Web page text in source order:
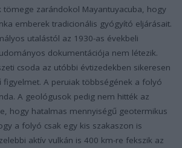
tömege zarándokol Mayantuyacuba, hogy
emberek tradicionális gyógyító eljárásait.
utalástól az 1930-as évekbeli
dokumentációja nem létezik.
csoda az utóbbi évtizedekben sikeresen
figyelmet. A peruiak többségének a folyó
A geológusok pedig nem hitték az
hogy hatalmas mennyiségű geotermikus
a folyó csak egy kis szakaszon is
aktív vulkán is 400 km-re fekszik az